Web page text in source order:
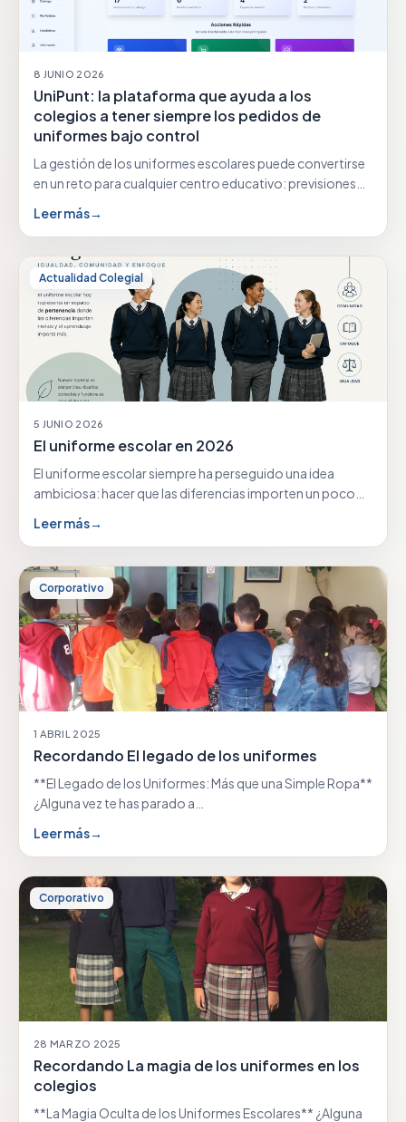
8 JUNIO 2026
UniPunt: la plataforma que ayuda a los
colegios a tener siempre los pedidos de
uniformes bajo control
La gestión de los uniformes escolares puede convertirse
en un reto para cualquier centro educativo: previsiones…
Leer más→
Actualidad Colegial
5 JUNIO 2026
El uniforme escolar en 2026
El uniforme escolar siempre ha perseguido una idea
ambiciosa: hacer que las diferencias importen un poco…
Leer más→
Corporativo
1 ABRIL 2025
Recordando El legado de los uniformes
**El Legado de los Uniformes: Más que una Simple Ropa**
¿Alguna vez te has parado a…
Leer más→
Corporativo
28 MARZO 2025
Recordando La magia de los uniformes en los
colegios
**La Magia Oculta de los Uniformes Escolares** ¿Alguna